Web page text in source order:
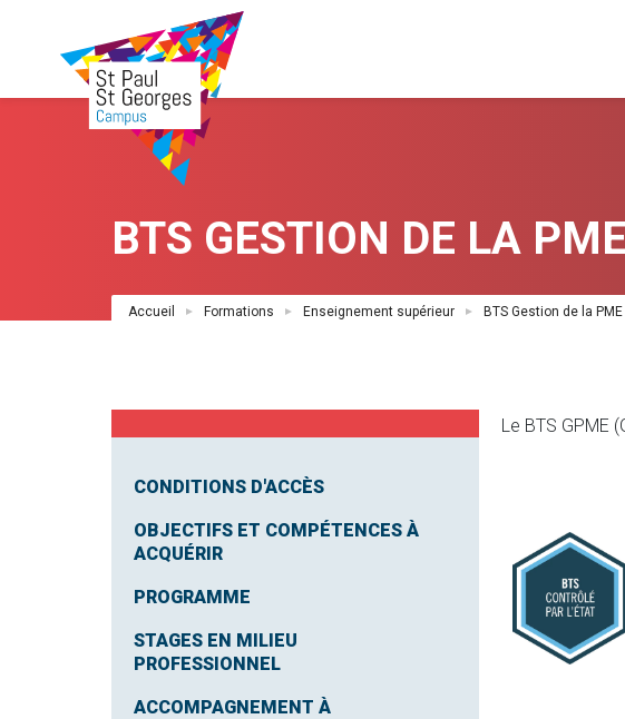
principal
BTS GESTION DE LA PME
Fil
Accueil Formations Enseignement supérieur BTS Gestion de la PME
CONDITIONS D'ACCÈS
OBJECTIFS ET COMPÉTENCES À
ACQUÉRIR
PROGRAMME
STAGES EN MILIEU
PROFESSIONNEL
ACCOMPAGNEMENT À
Le BTS GPME